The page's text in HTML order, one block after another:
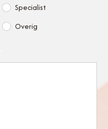
Specialist
Overig